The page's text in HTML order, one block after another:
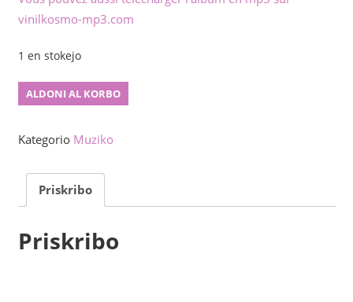
vinilkosmo-mp3.com
1 en stokejo
Signoj
viv'
kvanto
ALDONI AL KORBO
Kategorio Muziko
Priskribo
Priskribo